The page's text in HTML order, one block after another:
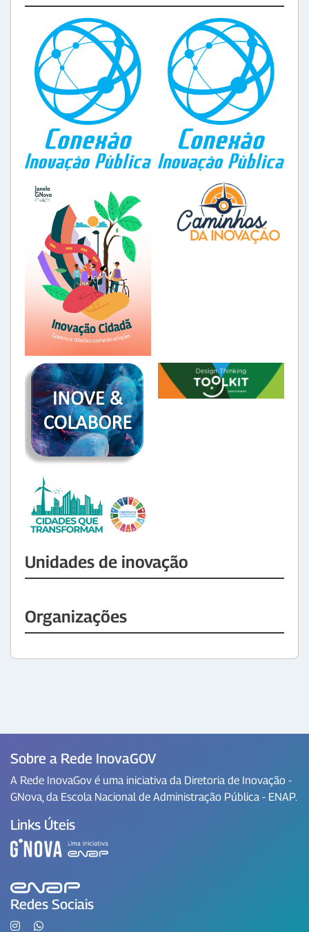
Unidades de inovação
Organizações
Sobre a Rede InovaGOV
A Rede InovaGov é uma iniciativa da Diretoria de Inovação -
GNova, da Escola Nacional de Administração Pública - ENAP.
Links Úteis
Redes Sociais